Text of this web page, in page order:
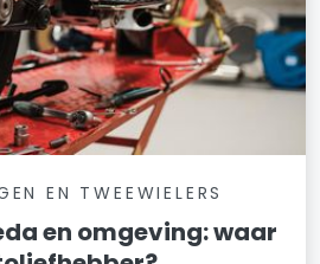
EN TWEEWIELERS
en omgeving: waar